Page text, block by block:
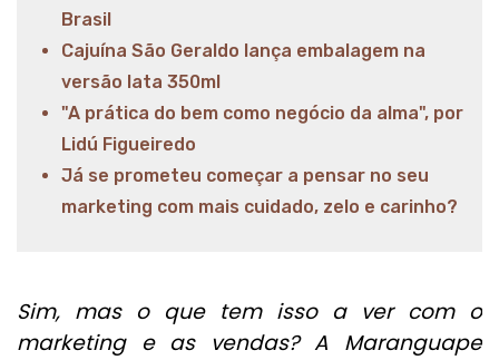
Brasil
Cajuína São Geraldo lança embalagem na
versão lata 350ml
"A prática do bem como negócio da alma", por
Lidú Figueiredo
Já se prometeu começar a pensar no seu
marketing com mais cuidado, zelo e carinho?
Sim, mas o que tem isso a ver com o
marketing e as vendas? A Maranguape